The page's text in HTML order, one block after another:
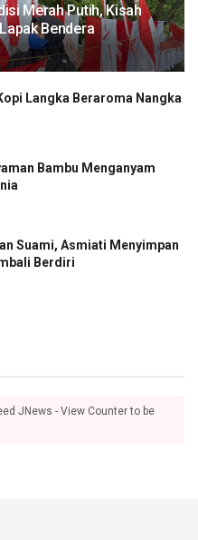
Merah Putih, Kisah
Bendera
Langka Beraroma Nangka
Bambu Menganyam
Suami, Asmiati Menyimpan
Berdiri
JNews - View Counter to be